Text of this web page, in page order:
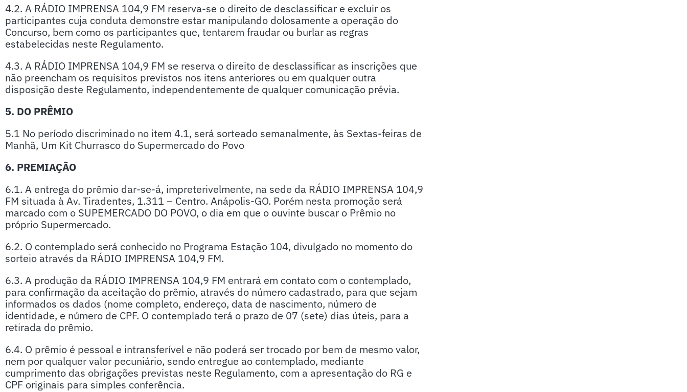
4.2. A RÁDIO IMPRENSA 104,9 FM reserva-se o direito de desclassificar e excluir os
participantes cuja conduta demonstre estar manipulando dolosamente a operação do
Concurso, bem como os participantes que, tentarem fraudar ou burlar as regras
estabelecidas neste Regulamento.
4.3. A RÁDIO IMPRENSA 104,9 FM se reserva o direito de desclassificar as inscrições que
não preencham os requisitos previstos nos itens anteriores ou em qualquer outra
disposição deste Regulamento, independentemente de qualquer comunicação prévia.
5. DO PRÊMIO
5.1 No período discriminado no item 4.1, será sorteado semanalmente, às Sextas-feiras de
Manhã, Um Kit Churrasco do Supermercado do Povo
6. PREMIAÇÃO
6.1. A entrega do prêmio dar-se-á, impreterivelmente, na sede da RÁDIO IMPRENSA 104,9
FM situada à Av. Tiradentes, 1.311 – Centro. Anápolis-GO. Porém nesta promoção será
marcado com o SUPEMERCADO DO POVO, o dia em que o ouvinte buscar o Prêmio no
próprio Supermercado.
6.2. O contemplado será conhecido no Programa Estação 104, divulgado no momento do
sorteio através da RÁDIO IMPRENSA 104,9 FM.
6.3. A produção da RÁDIO IMPRENSA 104,9 FM entrará em contato com o contemplado,
para confirmação da aceitação do prêmio, através do número cadastrado, para que sejam
informados os dados (nome completo, endereço, data de nascimento, número de
identidade, e número de CPF. O contemplado terá o prazo de 07 (sete) dias úteis, para a
retirada do prêmio.
6.4. O prêmio é pessoal e intransferível e não poderá ser trocado por bem de mesmo valor,
nem por qualquer valor pecuniário, sendo entregue ao contemplado, mediante
cumprimento das obrigações previstas neste Regulamento, com a apresentação do RG e
CPF originais para simples conferência.